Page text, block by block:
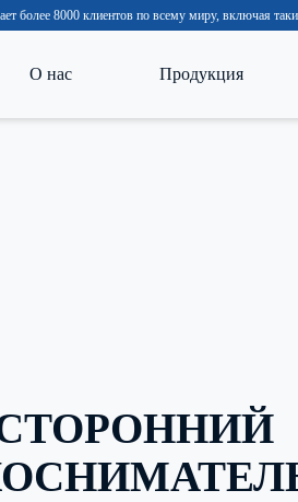
более 8000 клиентов по всему миру, включая
О нас Продукция